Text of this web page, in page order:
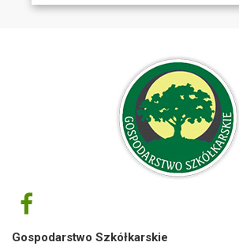
Gospodarstwo Szkółkarskie